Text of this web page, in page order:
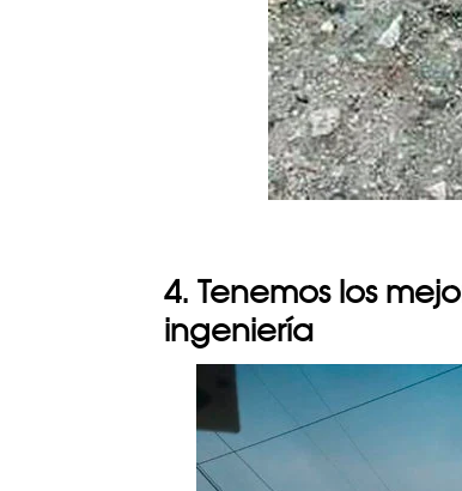
4. Tenemos los
ingeniería